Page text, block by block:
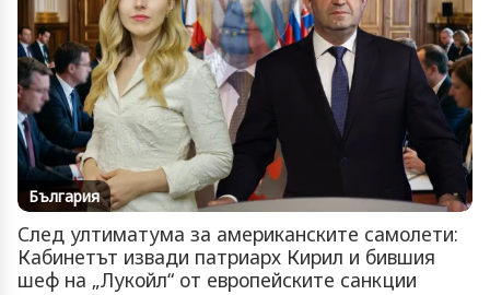
България
След ултиматума за американските самолети:
Кабинетът извади патриарх Кирил и бившия
шеф на „Лукойл“ от европейските санкции